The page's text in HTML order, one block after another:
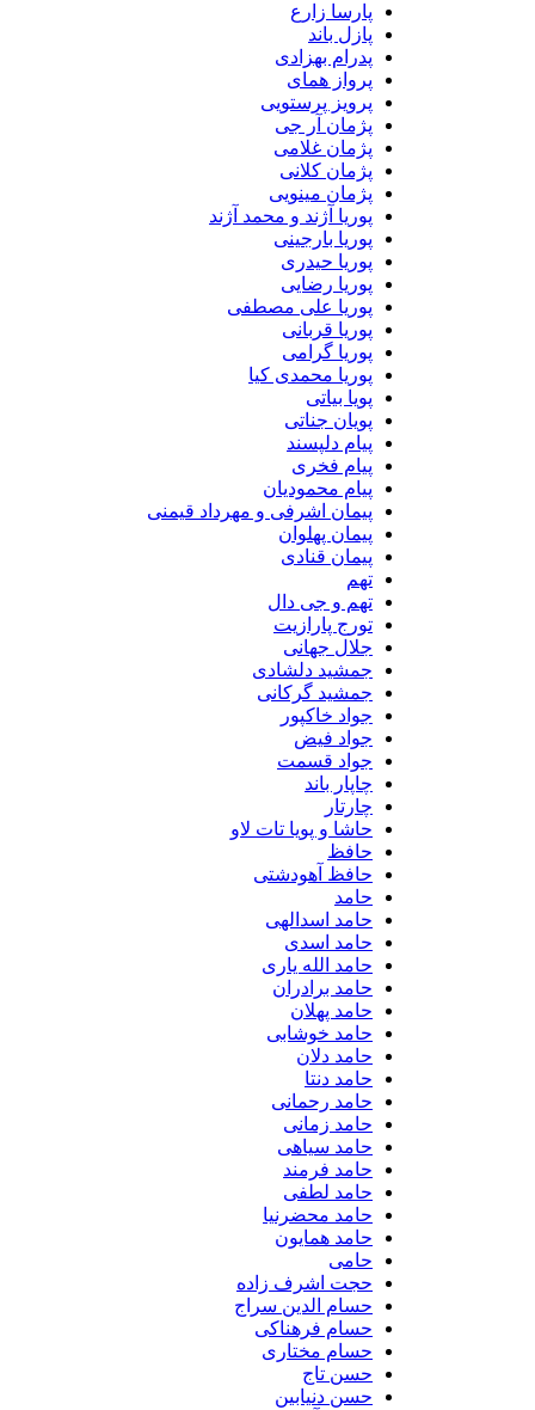
پارسا زارع
پازل باند
پدرام بهزادی
پرواز همای
پرویز پرستویی
پژمان آر جی
پژمان غلامی
پژمان کلانی
پژمان مینویی
پوریا آژند و محمد آژند
پوریا بارجینی
پوریا حیدری
پوریا رضایی
پوریا علی مصطفی
پوریا قربانی
پوریا گرامی
پوریا محمدی کیا
پویا بیاتی
پویان جناتی
پیام دلپسند
پیام فخری
پیام محمودیان
پیمان اشرفی و مهرداد قیمنی
پیمان پهلوان
پیمان قنادی
تهم و جی دال
تورج پارازیت
جلال جهانی
جمشید دلشادی
جمشید گرکانی
جواد خاکپور
جواد فیض
جواد قسمت
چاپار باند
حاشا و پویا تات لاو
حافظ آهودشتی
حامد اسدالهی
حامد اسدی
حامد الله یاری
حامد برادران
حامد پهلان
حامد خوشابی
حامد دلان
حامد دنتا
حامد رحمانی
حامد زمانی
حامد سیاهی
حامد فرمند
حامد لطفی
حامد محضرنیا
حامد همایون
حجت اشرف زاده
حسام الدین سراج
حسام فرهناکی
حسام مختاری
حسن تاج
حسن دنیابین